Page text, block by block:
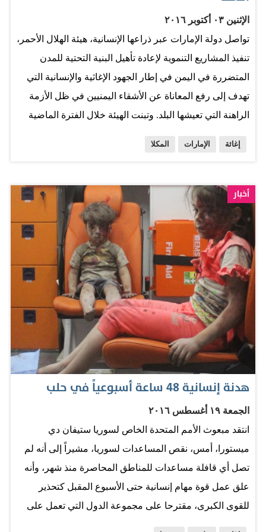
مليون دولار أمريكي)، أي بنسبة 34.2 في المئة من إجمالي
مساعدات دولة الإمارات لليمن في هذه الفترة، وقد شملت
المساعدات الإنسانية توفير المعونات الغذائية، حيث تم إرسال
أكثر من 160 ألف…
الإثنين ٠٣ أكتوبر ٢٠١٦
تواصل دولة الإمارات عبر ذراعها الإنسانية، هيئة الهلال الأحمر،
تنفيذ المشاريع التنموية لإعادة تأهيل البنية التحتية للمدن
المتضررة في اليمن في إطار الجهود الإغاثية والإنسانية التي
تهدف إلى رفع المعاناة عن الأشقاء اليمنيين في ظل الأزمة
الراهنة التي تعيشها البلد. وتبنت الهيئة خلال الفترة الماضية
وتركيب مضخات خاصة من أجل تحسين خدمة مياه الشرب،
وإيصالها إلى منازل المواطنين ورفع المعاناة عنهم، حيث
بلغت تكلفة حفر الآبار 217 مليون ريالاً يمنياً في حين بلغت
تكلفة توريد المضخات لها أكثر من 40 مليون ريال يمني.
ويكتسب المشروع أهمية كبيرة من خلال ما توفره تلك الآبار
الجديدة من مياه الشرب التي ستغطي مناطق سكنية في
مدينة المكلا، حيث ستنتج نحو 8 آلاف متر مكعب من المياه
وسوف يستفيد منها 210 آلاف نسمة و27 ألف وحدة سكنية
وغيرها من الوحدات الصحية والتعليمية والخدمية والتجارية.
وأكد مدير مياه ساحل حضرموت، وهيب يسلم غانم، أن
المواطن في مدينة المكلا سيشعر خلال الأسابيع القليلة
الآبار الخمس الجديدة في الخدمة، مضيفاً أن هيئة الهلال
الأحمر الإماراتي حرصت على إنجاز هذا المشروع بزمن
قياسي من…
إغاثة الإمارات المكلا
أخبار
هدنة إنسانية 48 ساعة أسبوعياً في حلب
الجمعة ١٩ أغسطس ٢٠١٦
انتقد مبعوث الأمم المتحدة الخاص لسوريا ستيفان دي
ميستورا، أمس، نقص المساعدات لسوريا، مشيراً إلى أنه لم
تصل أي قافلة مساعدات للمناطق المحاصرة منذ شهر، وأنه
علق عمل قوة مهام إنسانية حتى الأسبوع المقبل كتحذير
للقوى الكبرى، مقترحا على مجموعة الدول التي تعمل على